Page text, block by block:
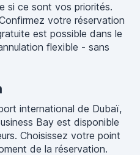
si ce sont vos priorités.
votre réservation
est possible dans le
flexible - sans
international de Dubaï,
Bay est disponible
Choisissez votre point
de la réservation.